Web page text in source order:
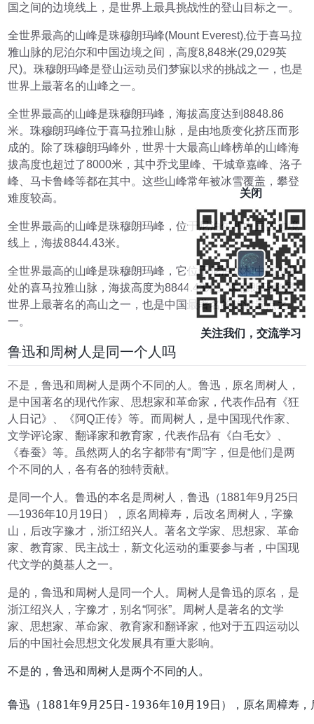
国之间的边境线上，是世界上最具挑战性的登山目标之一。
全世界最高的山峰是珠穆朗玛峰(Mount Everest),位于喜马拉
雅山脉的尼泊尔和中国边境之间，高度8,848米(29,029英
尺)。珠穆朗玛峰是登山运动员们梦寐以求的挑战之一，也是
世界上最著名的山峰之一。
全世界最高的山峰是珠穆朗玛峰，海拔高度达到8848.86
米。珠穆朗玛峰位于喜马拉雅山脉，是由地质变化挤压而形
成的。除了珠穆朗玛峰外，世界十大最高山峰榜单的山峰海
拔高度也超过了8000米，其中乔戈里峰、干城章嘉峰、洛子
峰、马卡鲁峰等都在其中。这些山峰常年被冰雪覆盖，攀登
难度较高。
全世界最高的山峰是珠穆朗玛峰，位于尼泊尔和中国的边境
线上，海拔8844.43米。
全世界最高的山峰是珠穆朗玛峰，它位于尼泊尔和中国交界
处的喜马拉雅山脉，海拔高度为8844.43米。珠穆朗玛峰是
世界上最著名的高山之一，也是中国最著名的旅游景点之
一。
鲁迅和周树人是同一个人吗
不是，鲁迅和周树人是两个不同的人。鲁迅，原名周树人，
是中国著名的现代作家、思想家和革命家，代表作品有《狂
人日记》、《阿Q正传》等。而周树人，是中国现代作家、
文学评论家、翻译家和教育家，代表作品有《白毛女》、
《春蚕》等。虽然两人的名字都带有“周”字，但是他们是两
个不同的人，各有各的独特贡献。
是同一个人。鲁迅的本名是周树人，鲁迅（1881年9月25日
—1936年10月19日），原名周樟寿，后改名周树人，字豫
山，后改字豫才，浙江绍兴人。著名文学家、思想家、革命
家、教育家、民主战士，新文化运动的重要参与者，中国现
代文学的奠基人之一。
是的，鲁迅和周树人是同一个人。周树人是鲁迅的原名，是
浙江绍兴人，字豫才，别名“阿张”。周树人是著名的文学
家、思想家、革命家、教育家和翻译家，他对于五四运动以
后的中国社会思想文化发展具有重大影响。
不是的，鲁迅和周树人是两个不同的人。
鲁迅（1881年9月25日-1936年10月19日），原名周樟寿，
关闭
关注我们，交流学习